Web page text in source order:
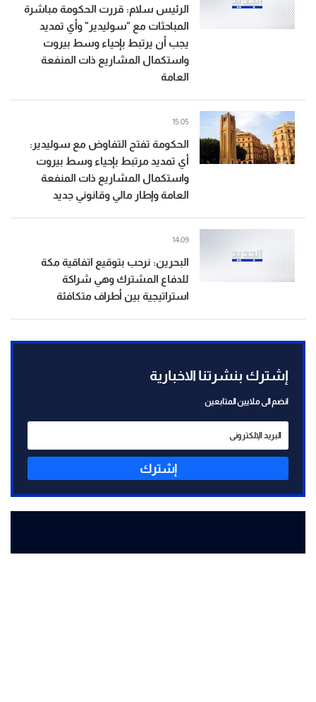
الرئيس سلام: قررت الحكومة مباشرة
المباحثات مع "سوليدير" وأي تمديد
يجب أن يرتبط بإحياء وسط بيروت
واستكمال المشاريع ذات المنفعة
العامة
الحكومة تفتح التفاوض مع سوليدير:
أي تمديد مرتبط بإحياء وسط بيروت
واستكمال المشاريع ذات المنفعة
العامة وإطار مالي وقانوني جديد
15:05
البحرين: نرحب بتوقيع اتفاقية مكة
للدفاع المشترك وهي شراكة
استراتيجية بين أطراف متكافئة
14:09
إشترك بنشرتنا الاخبارية
انضم الى ملايين المتابعين
إشترك